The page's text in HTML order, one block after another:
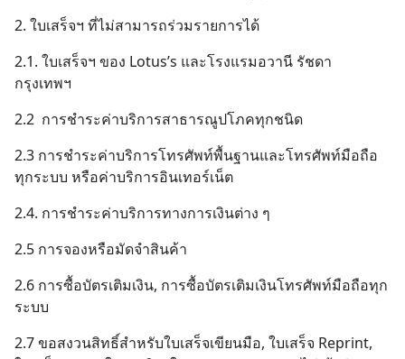
2. ใบเสร็จฯ ที่ไม่สามารถร่วมรายการได้
2.1. ใบเสร็จฯ ของ Lotus’s และโรงแรมอวานี รัชดา
กรุงเทพฯ
2.2 การชำระค่าบริการสาธารณูปโภคทุกชนิด
2.3 การชำระค่าบริการโทรศัพท์พื้นฐานและโทรศัพท์มือถือ
ทุกระบบ หรือค่าบริการอินเทอร์เน็ต
2.4. การชำระค่าบริการทางการเงินต่าง ๆ
2.5 การจองหรือมัดจำสินค้า
2.6 การซื้อบัตรเติมเงิน, การซื้อบัตรเติมเงินโทรศัพท์มือถือทุก
ระบบ
2.7 ขอสงวนสิทธิ์สำหรับใบเสร็จเขียนมือ, ใบเสร็จ Reprint,